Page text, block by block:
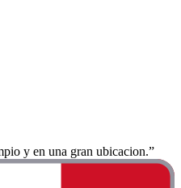
y en una gran ubicacion.”